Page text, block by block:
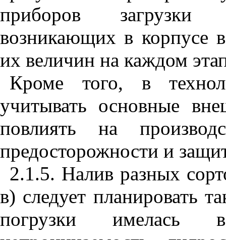
приборов загрузки
возникающих в корпусе
их величин на каждом
Кроме того, в
учитывать основные
повлиять на
предосторожности и
2.1.5. Налив разных
в) следует планировать
погрузки имелась